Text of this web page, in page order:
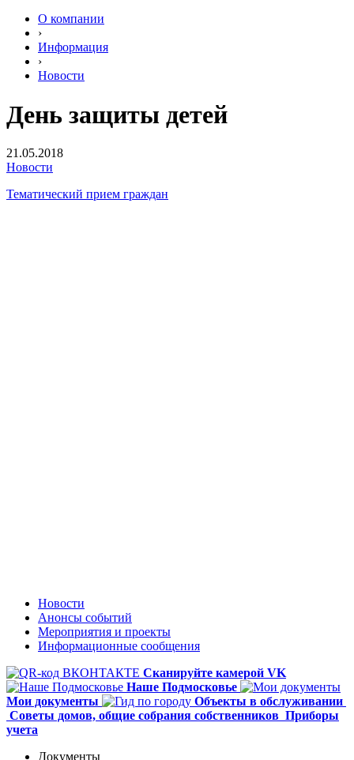
О компании
›
Информация
›
Новости
День защиты детей
21.05.2018
Новости
Тематический прием граждан
Новости
Анонсы событий
Мероприятия и проекты
Информационные сообщения
Сканируйте камерой VK
Наше Подмосковье
Мои документы
Объекты в обслуживании
Советы домов, общие собрания собственников Приборы
учета
Документы